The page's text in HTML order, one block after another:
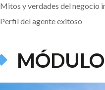
Mitos y verdades del negocio
Perfil del agente exitoso